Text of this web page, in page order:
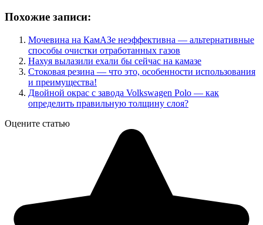
Похожие записи:
Мочевина на КамАЗе неэффективна — альтернативные
способы очистки отработанных газов
Нахуя вылазили ехали бы сейчас на камазе
Стоковая резина — что это, особенности использования
и преимущества!
Двойной окрас с завода Volkswagen Polo — как
определить правильную толщину слоя?
Оцените статью